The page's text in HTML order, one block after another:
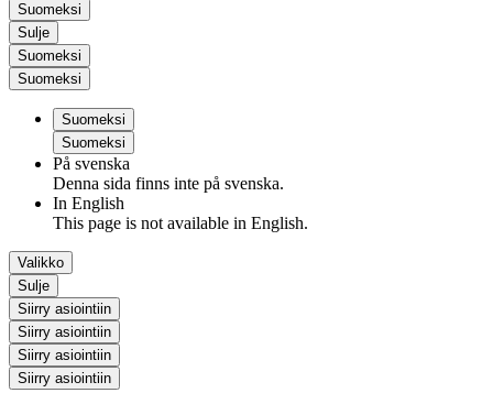
Suomeksi
Sulje
Suomeksi
Suomeksi
Suomeksi
Suomeksi
På svenska
Denna sida finns inte på svenska.
In English
This page is not available in English.
Valikko
Sulje
Siirry asiointiin
Siirry asiointiin
Siirry asiointiin
Siirry asiointiin